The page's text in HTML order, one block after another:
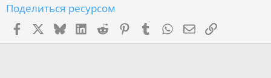
Поделиться ресурсом
FacebookX (Twitter)
BlueskyLinkedInReddit PinterestTumblr WhatsApp
Электронная
Ссылка